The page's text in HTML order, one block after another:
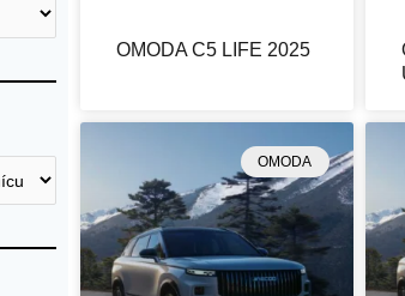
OMODA C5 LIFE 2025
OMODA